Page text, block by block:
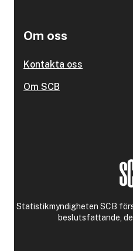
Om oss
Kontakta oss
Om SCB
Statistikmyndigheten SCB
beslutsfattande,